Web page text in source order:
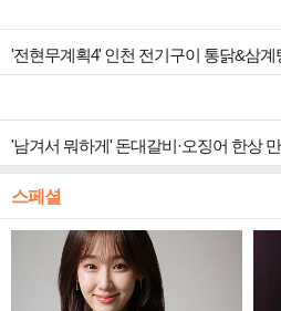
'전현무계획4' 인천 전기구이 통닭&삼계
'남겨서 뭐하게' 돈대갈비·오징어 한상
스페셜